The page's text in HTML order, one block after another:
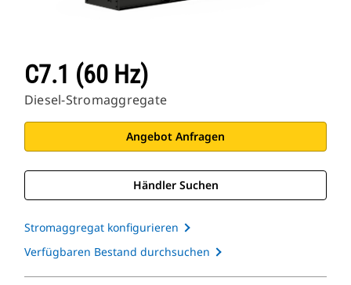
C7.1 (60 Hz)
Diesel-Stromaggregate
Angebot Anfragen
Händler Suchen
Stromaggregat konfigurieren
Verfügbaren Bestand durchsuchen